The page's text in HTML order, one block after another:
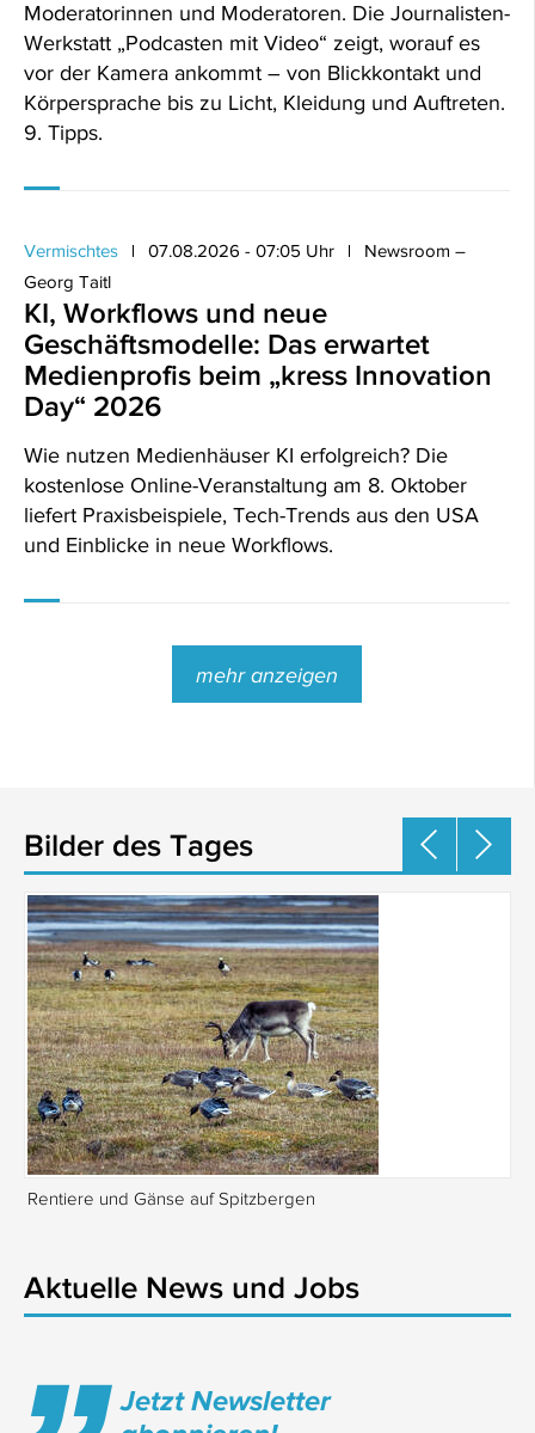
Moderatorinnen und Moderatoren. Die Journalisten-
Werkstatt „Podcasten mit Video“ zeigt, worauf es
vor der Kamera ankommt – von Blickkontakt und
Körpersprache bis zu Licht, Kleidung und Auftreten.
9. Tipps.
Vermischtes 07.08.2026 - 07:05 Uhr
Newsroom –
Georg Taitl
KI, Workflows und neue
Geschäftsmodelle: Das erwartet
Medienprofis beim „kress Innovation
Day“ 2026
Wie nutzen Medienhäuser KI erfolgreich? Die
kostenlose Online-Veranstaltung am 8. Oktober
liefert Praxisbeispiele, Tech-Trends aus den USA
und Einblicke in neue Workflows.
mehr anzeigen
Bilder des Tages
Rentiere und Gänse auf Spitzbergen
Aktuelle News und Jobs
Jetzt Newsletter